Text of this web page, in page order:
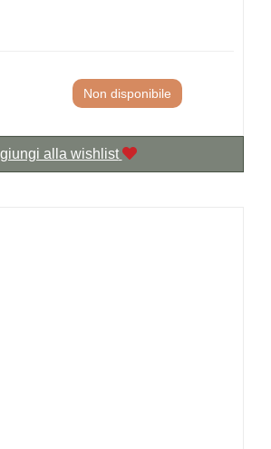
Non disponibile
alla wishlist